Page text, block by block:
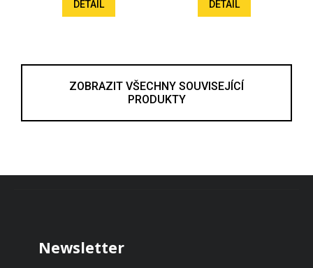
DETAIL DETAIL
ZOBRAZIT VŠECHNY SOUVISEJÍCÍ
PRODUKTY
Newsletter